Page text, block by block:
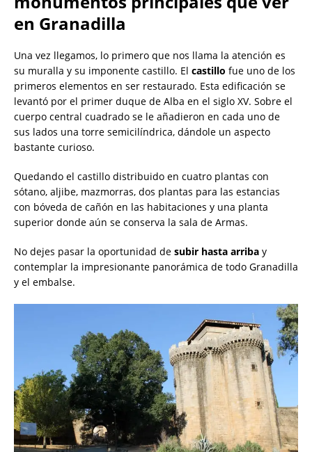
en Granadilla
Una vez llegamos, lo primero que nos llama la atención es
su muralla y su imponente castillo. El castillo fue uno de los
primeros elementos en ser restaurado. Esta edificación se
levantó por el primer duque de Alba en el siglo XV. Sobre el
cuerpo central cuadrado se le añadieron en cada uno de
sus lados una torre semicilíndrica, dándole un aspecto
bastante curioso.
Quedando el castillo distribuido en cuatro plantas con
sótano, aljibe, mazmorras, dos plantas para las estancias
con bóveda de cañón en las habitaciones y una planta
superior donde aún se conserva la sala de Armas.
No dejes pasar la oportunidad de subir hasta arriba y
contemplar la impresionante panorámica de todo Granadilla
y el embalse.